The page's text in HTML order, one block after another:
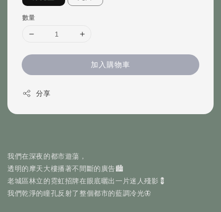
數量
加入購物車
分享
我們在深夜的都市遊蕩，
透明的摩天大樓播著不間斷的廣告🏙️
老城區林立的霓虹招牌在眼底曬出一片迷人殘影💈
我們乾淨的瞳孔反射了整個都市的藍調冷光🦋